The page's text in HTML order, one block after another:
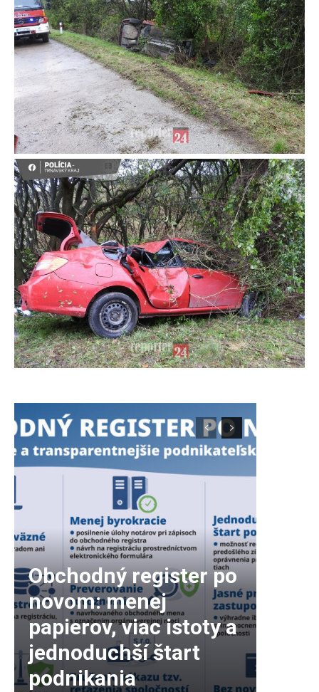
Obchodný register po
novom: menej
papierov, viac istoty a
jednoduchší štart
podnikania